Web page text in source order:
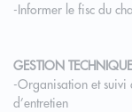
-Informer le fisc du
GESTION TECHNIQUE
-Organisation et suivi
d’entretien